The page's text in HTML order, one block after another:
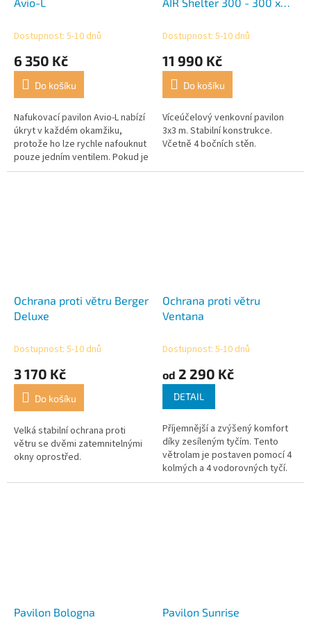
Dostupnost: 5-10 dnů
6 350 Kč
Do košíku
Nafukovací pavilon Avio-L nabízí
úkryt v každém okamžiku,
protože ho lze rychle nafouknut
pouze jedním ventilem. Pokud je
za špatného počasí vyžadována
Dostupnost: 5-10 dnů
11 990 Kč
Do košíku
Víceúčelový venkovní pavilon
3x3 m. Stabilní konstrukce.
Včetně 4 bočních stěn.
Ochrana proti větru Berger
Deluxe
Dostupnost: 5-10 dnů
3 170 Kč
Do košíku
Velká stabilní ochrana proti
větru se dvěmi zatemnitelnými
okny oprostřed.
Ochrana proti větru
Ventana
Dostupnost: 5-10 dnů
od 2 290 Kč
DETAIL
Příjemnější a zvýšený komfort
díky zesíleným tyčím. Tento
větrolam je postaven pomocí 4
kolmých a 4 vodorovných tyčí.
Navíc ukotvení pro ještě lepší
Pavilon Bologna Pavilon Sunrise